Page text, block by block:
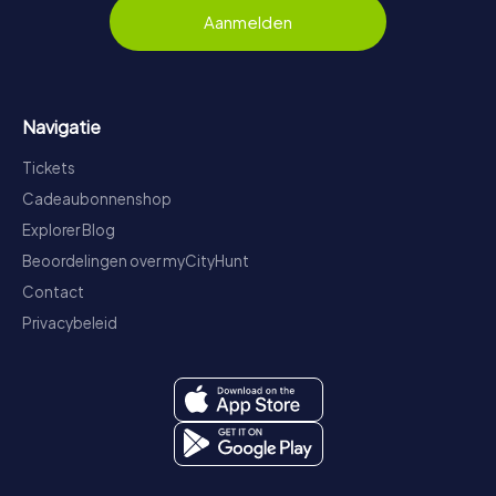
Aanmelden
Navigatie
Tickets
Cadeaubonnenshop
Explorer Blog
Beoordelingen over myCityHunt
Contact
Privacybeleid